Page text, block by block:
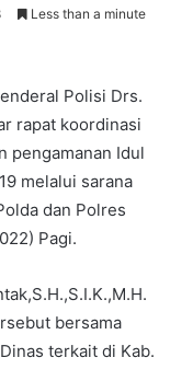
Less than a minute
Polisi Drs.
rapat koordinasi
pengamanan Idul
melalui sarana
dan Polres
Pagi.
bersama
terkait di Kab.